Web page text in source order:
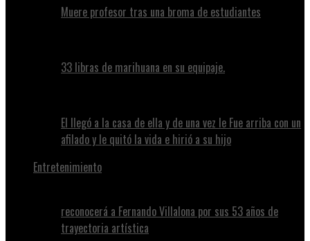
Muere profesor tras una broma de estudiantes
33 libras de marihuana en su equipaje.
El llegó a la casa de ella y de una vez le Fue arriba con un
afilado y le quitó la vida e hirió a su hijo
Entretenimiento
reconocerá a Fernando Villalona por sus 53 años de
trayectoria artística